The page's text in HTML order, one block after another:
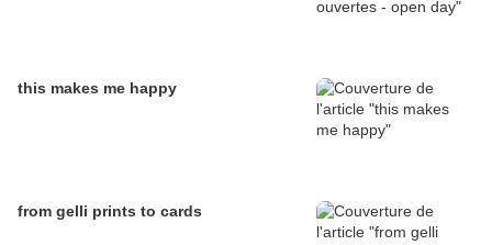
this makes me happy
from gelli prints to cards